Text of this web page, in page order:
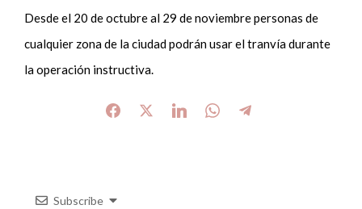
Desde el 20 de octubre al 29 de noviembre personas de
cualquier zona de la ciudad podrán usar el tranvía durante
la operación instructiva.
Subscribe